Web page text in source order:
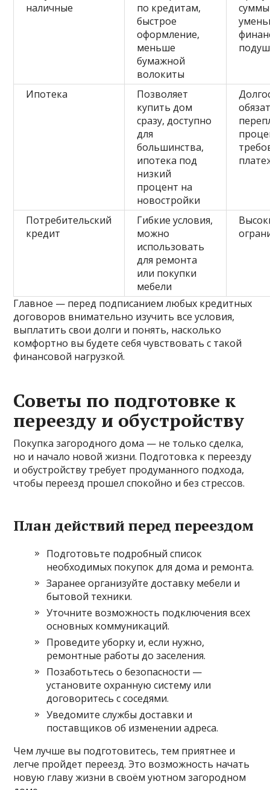
наличные
по кредитам,
быстрое
оформление,
меньше
бумажной
волокиты
суммы
Ипотека
Позволяет
купить дом
сразу, доступно
для
большинства,
ипотека под
низкий
процент на
новостройки
Потребительский
кредит
Гибкие условия,
можно
использовать
для ремонта
или покупки
мебели
Главное — перед подписанием любых кредитных
договоров внимательно изучить все условия,
выплатить свои долги и понять, насколько
комфортно вы будете себя чувствовать с такой
финансовой нагрузкой.
Советы по подготовке к
переезду и обустройству
Покупка загородного дома — не только сделка,
но и начало новой жизни. Подготовка к переезду
и обустройству требует продуманного подхода,
чтобы переезд прошел спокойно и без стрессов.
План действий перед переездом
Подготовьте подробный список
необходимых покупок для дома и ремонта.
Заранее организуйте доставку мебели и
бытовой техники.
Уточните возможность подключения всех
основных коммуникаций.
Проведите уборку и, если нужно,
ремонтные работы до заселения.
Позаботьтесь о безопасности —
установите охранную систему или
договоритесь с соседями.
Уведомите службы доставки и
поставщиков об изменении адреса.
Чем лучше вы подготовитесь, тем приятнее и
легче пройдет переезд. Это возможность начать
новую главу жизни в своём уютном загородном